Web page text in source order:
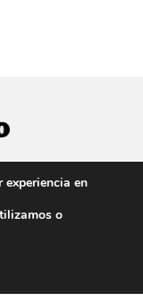
de cookies
Reserved
en
o